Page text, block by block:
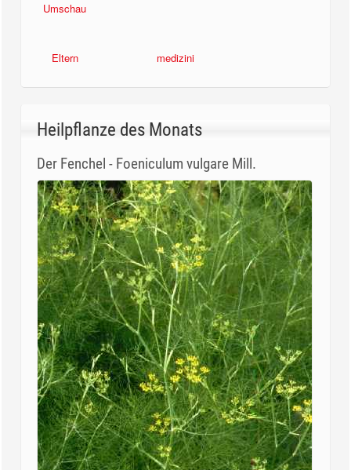
Umschau
Eltern medizini
Heilpflanze des Monats
Der Fenchel - Foeniculum vulgare Mill.